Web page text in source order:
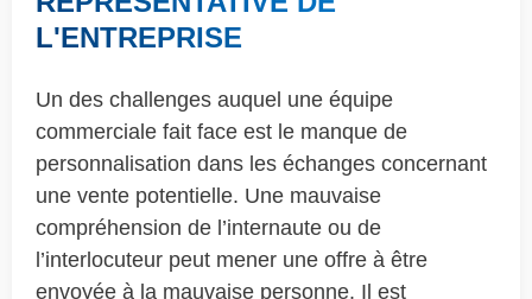
L'ENTREPRISE
Un des challenges auquel une équipe
commerciale fait face est le manque de
personnalisation dans les échanges concernant
une vente potentielle. Une mauvaise
compréhension de l’internaute ou de
l’interlocuteur peut mener une offre à être
envoyée à la mauvaise personne. Il est